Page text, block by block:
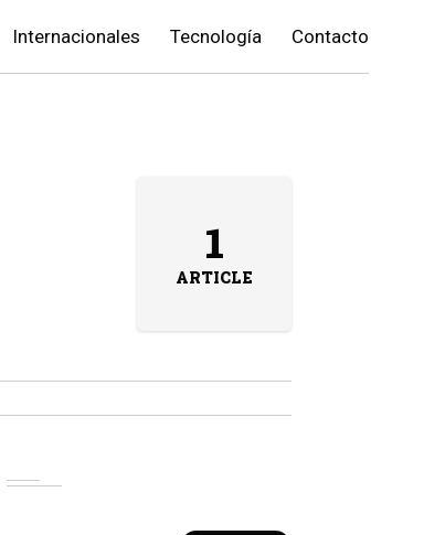
Internacionales Tecnología Contacto
1
ARTICLE